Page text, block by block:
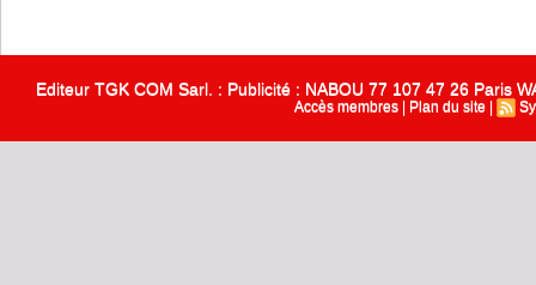
Editeur TGK COM Sarl. : Publicité : NABOU 77 107 47 26 Paris
Accès membres Plan du site